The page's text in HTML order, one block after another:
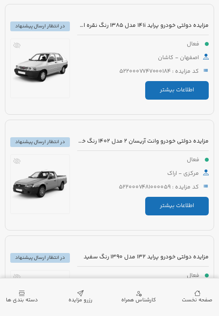
مزایده دولتی خودرو پراید 141i مدل 1385 رنگ نقره ای متالیک
فعال
اصفهان - کاشان
کد مزایده : 5220007747000184
اطلاعات بیشتر
در انتظار ارسال پیشنهاد
مزایده دولتی خودرو وانت آریسان 2 مدل 1402 رنگ خاکستری متالیک
فعال
مرکزی - اراک
کد مزایده : 5220007481000059
اطلاعات بیشتر
در انتظار ارسال پیشنهاد
مزایده دولتی خودرو پراید 132 مدل 1390 رنگ سفید
فعال
گیلان - لنگرود
کد مزایده : 5220007432000173
در انتظار ارسال پیشنهاد
صفحه نخست کارشناس همراه رزرو مزایده دسته بندی ها